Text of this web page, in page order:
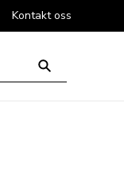
Kontakt oss